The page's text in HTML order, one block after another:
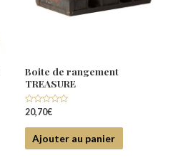
Boite de rangement
TREASURE
Note
sur
20,70€
Ajouter au panier